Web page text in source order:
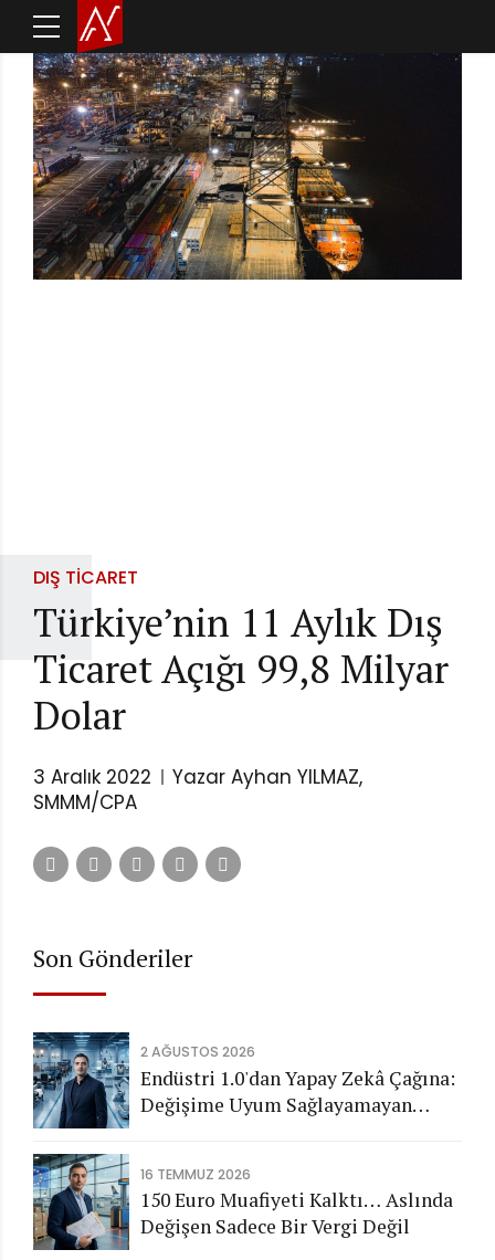
DIŞ TICARET
Türkiye’nin 11 Aylık Dış
Ticaret Açığı 99,8 Milyar
Dolar
3 Aralık 2022
Yazar Ayhan YILMAZ,
SMMM/CPA
Son Gönderiler
2 AĞUSTOS 2026
Endüstri 1.0'dan Yapay Zekâ Çağına:
Değişime Uyum Sağlayamayan
16 TEMMUZ 2026
150 Euro Muafiyeti Kalktı… Aslında
Değişen Sadece Bir Vergi Değil